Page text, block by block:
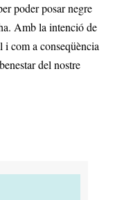
poder posar negre
Amb la intenció de
com a conseqüència
del nostre